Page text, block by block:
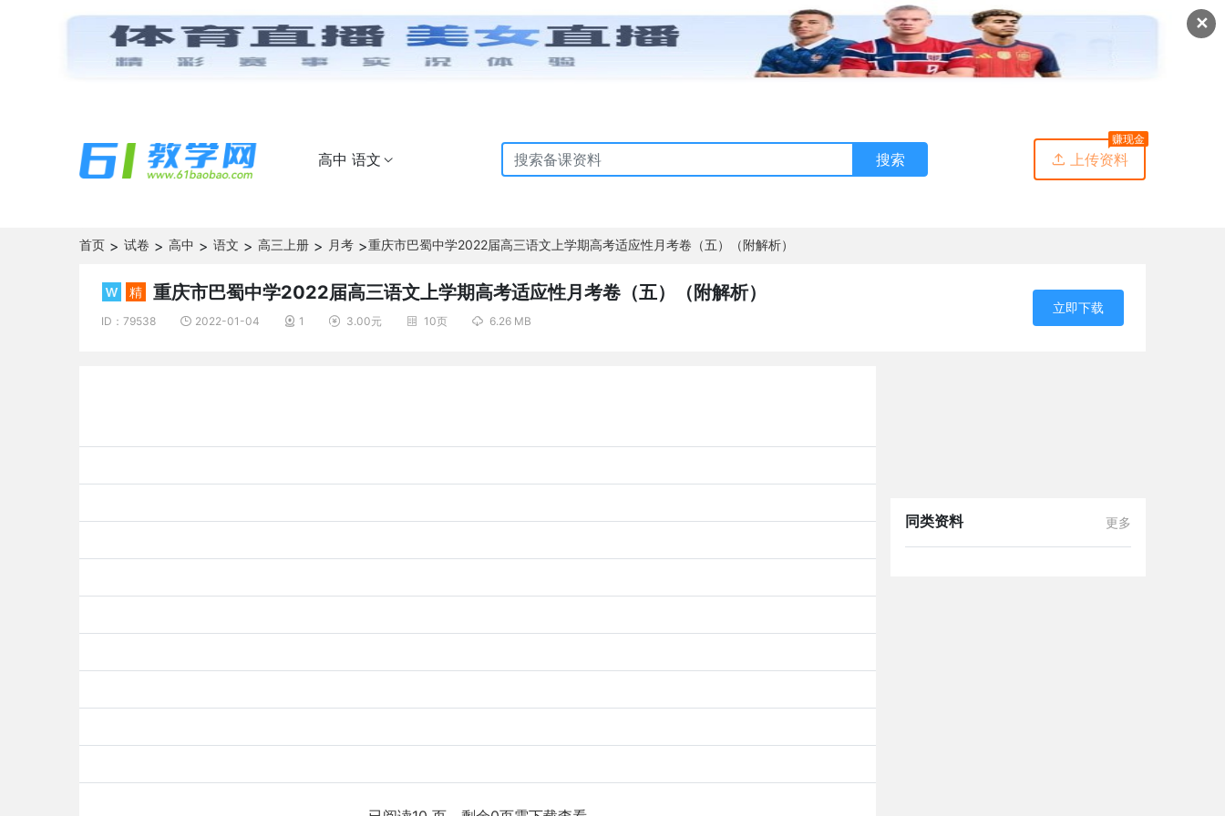
✕
高中 语文  搜索  上传资料
赚现金
首页 > 试卷 > 高中 > 语文 > 高三上册 > 月考 >重庆市巴蜀中学2022届高三语文上学期高考适应性月考卷（五）（附解析）
精 重庆市巴蜀中学2022届高三语文上学期高考适应性月考卷（五）（附解析）
ID：79538  2022-01-04  1  3.00元  10页  6.26 MB
立即下载
同类资料 更多